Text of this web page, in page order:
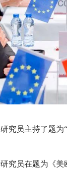
研究员主持了
究员在题为《